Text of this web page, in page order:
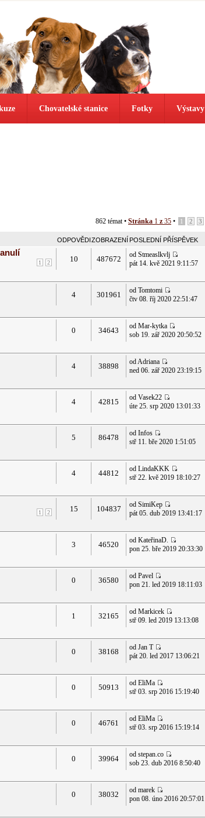
Chovatelské stanice Fotky Výstavy
862 témat • Stránka 1 z 35 • 1 2 3
ODPOVĚDIZOBRAZENÍ POSLEDNÍ PŘÍSPĚVEK
1 2 10 487672
od Stmeaslkvlj
pát 14. kvě 2021 9:11:57
4 301961
od Tomtomi
čtv 08. říj 2020 22:51:47
0 34643
od Mar-kytka
sob 19. zář 2020 20:50:52
4 38898
od Adriana
ned 06. zář 2020 23:19:15
4 42815
od Vasek22
úte 25. srp 2020 13:01:33
5 86478
od Infos
stř 11. bře 2020 1:51:05
4 44812
od LindaKKK
stř 22. kvě 2019 18:10:27
1 2 15 104837
od SimiKep
pát 05. dub 2019 13:41:17
3 46520
od KateřinaD.
pon 25. bře 2019 20:33:30
0 36580
od Pavel
pon 21. led 2019 18:11:03
1 32165
od Markicek
stř 09. led 2019 13:13:08
0 38168
od Jan T
pát 20. led 2017 13:06:21
0 50913
od EliMa
stř 03. srp 2016 15:19:40
0 46761
od EliMa
stř 03. srp 2016 15:19:14
0 39964
od stepan.co
sob 23. dub 2016 8:50:40
0 38032
od marek
pon 08. úno 2016 20:57:01